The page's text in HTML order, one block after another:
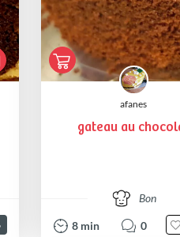
afanes
gateau au
Bon
8 min 0